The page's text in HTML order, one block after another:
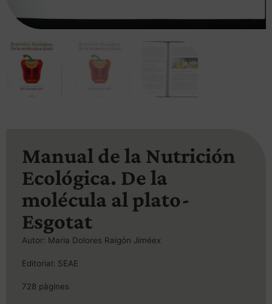
Manual de la Nutrición
Ecológica. De la
molécula al plato-
Esgotat
Autor: Maria Dolores Raigón Jiméex
Editorial: SEAE
728 pàgines